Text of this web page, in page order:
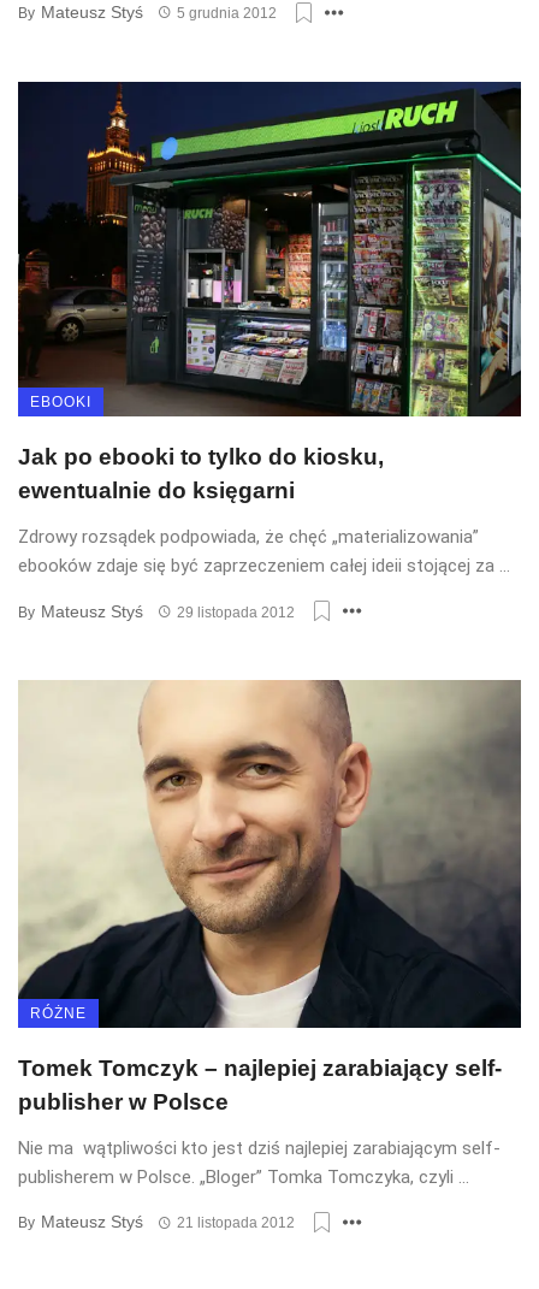
By Mateusz Styś 5 grudnia 2012
EBOOKI
Jak po ebooki to tylko do kiosku,
ewentualnie do księgarni
Zdrowy rozsądek podpowiada, że chęć „materializowania”
ebooków zdaje się być zaprzeczeniem całej ideii stojącej za ...
By Mateusz Styś 29 listopada 2012
RÓŻNE
Tomek Tomczyk – najlepiej zarabiający self-
publisher w Polsce
Nie ma wątpliwości kto jest dziś najlepiej zarabiającym self-
publisherem w Polsce. „Bloger” Tomka Tomczyka, czyli ...
By Mateusz Styś 21 listopada 2012